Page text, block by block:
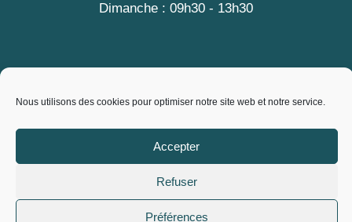
Nous utilisons des cookies pour optimiser notre site web et notre service.
Accepter
Refuser
Préférences
Dimanche : 09h30 - 13h30
A PROPOS
Mentions légales
Conditions générales de vente
Politique de cookies (EU)
Copyright © 2026 City Vrac, L'Epicerie des producteurs